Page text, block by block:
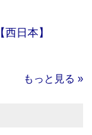
日本】
もっと見る »